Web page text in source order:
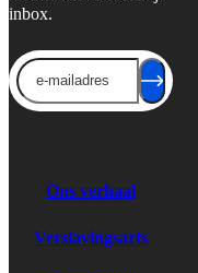
inbox.
Ons verhaal
Verslavingsarts